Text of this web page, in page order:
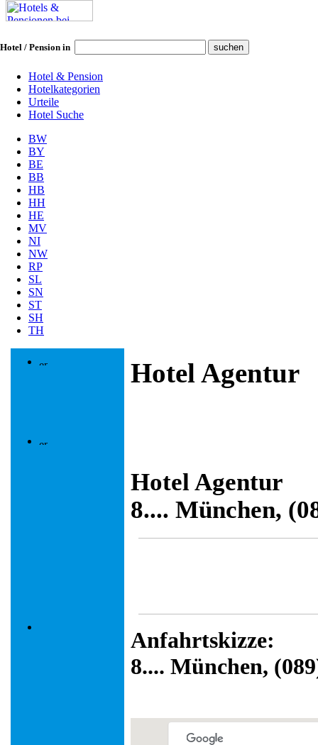
Hotel / Pension in
Hotel & Pension
Hotelkategorien
Urteile
Hotel Suche
BW
BY
BE
BB
HB
HH
HE
MV
NI
NW
RP
SL
SN
ST
SH
TH
Hotel Agentur
Hotel Agentur
8.... München,
Anfahrtskizze:
8.... München,